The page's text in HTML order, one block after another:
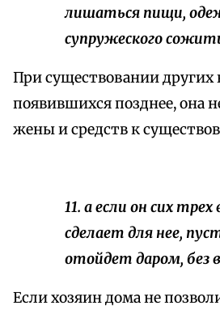
лишаться пищи,
супружеского
При существовании
появившихся позднее, она
жены и средств к
11. а если он сих трех
сделает для нее,
отойдет даром, без
Если хозяин дома не